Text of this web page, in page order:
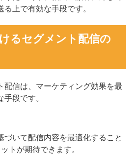
る上で有効な手段です。
るセグメント配信の
配信は、マーケティング効果を最
段です。
づいて配信内容を最適化すること
トが期待できます。